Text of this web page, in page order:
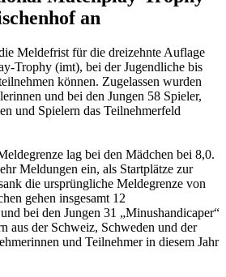
an
Meldefrist für die dreizehnte Auflage
Trophy (imt), bei der Jugendliche bis
können. Zugelassen wurden
und bei den Jungen 58 Spieler,
und Spielern das Teilnehmerfeld
lag bei den Mädchen bei 8,0.
Meldungen ein, als Startplätze zur
die ursprüngliche Meldegrenze von
gehen insgesamt 12
bei den Jungen 31 „Minushandicaper“
aus der Schweiz, Schweden und der
und Teilnehmer in diesem Jahr